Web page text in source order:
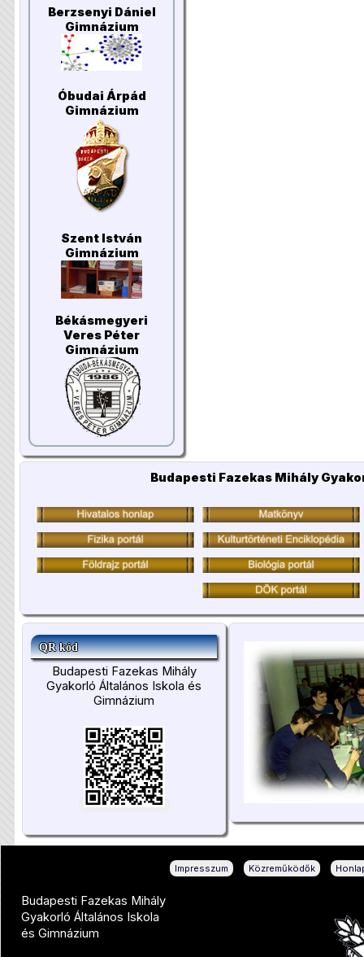
Berzsenyi Dániel
Gimnázium
Óbudai Árpád
Gimnázium
Szent István
Gimnázium
Békásmegyeri
Veres Péter
Gimnázium
Budapesti Fazekas Mihály
QR kód
Budapesti Fazekas Mihály
Gyakorló Általános Iskola és
Gimnázium
Impresszum Közreműködők
Budapesti Fazekas Mihály
Gyakorló Általános Iskola
és Gimnázium